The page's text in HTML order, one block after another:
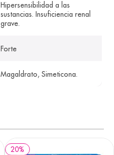
Hipersensibilidad a las
sustancias. Insuficiencia renal
grave.
Forte
Magaldrato, Simeticona.
20%